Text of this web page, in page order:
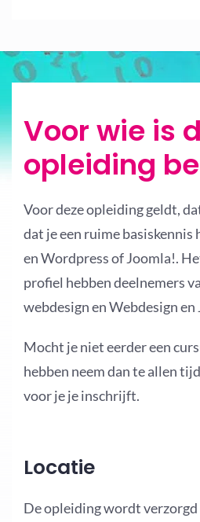
Voor wie is
opleiding
Voor deze opleiding geldt,
dat je een ruime basiskennis
en Wordpress of Joomla!.
profiel hebben deelnemers
webdesign en Webdesign
Mocht je niet eerder een
hebben neem dan te allen
voor je je inschrijft.
Locatie
De opleiding wordt